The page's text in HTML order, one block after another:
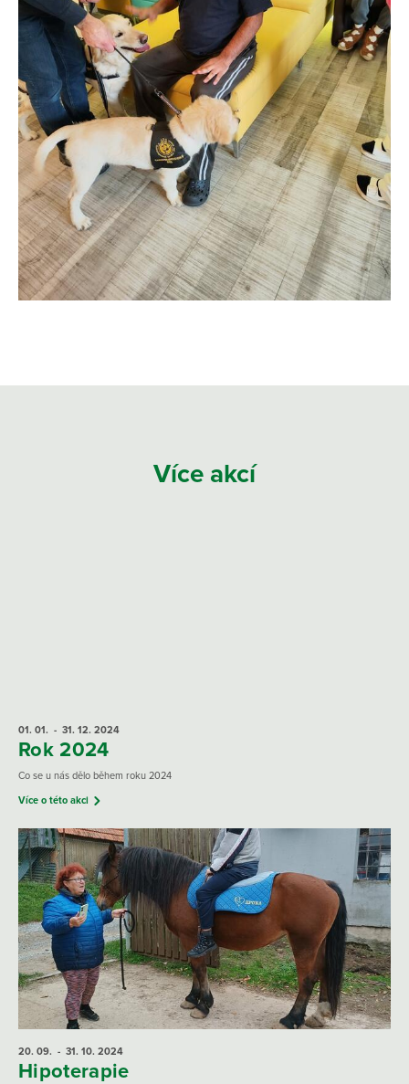
Více akcí
01. 01. - 31. 12. 2024
Rok 2024
Co se u nás dělo během roku 2024
Více o této akci
20. 09. - 31. 10. 2024
Hipoterapie